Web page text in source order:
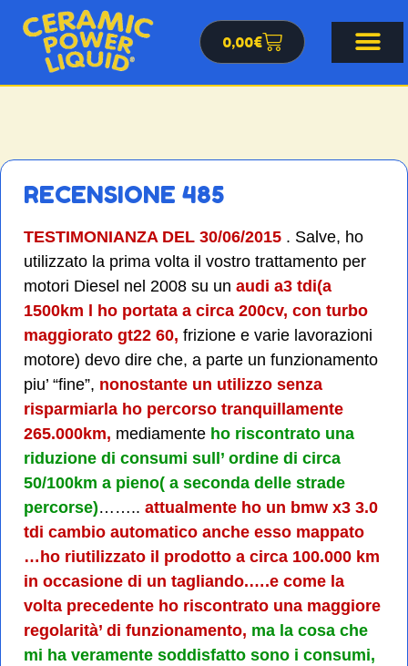
0,00€
RECENSIONE 485
TESTIMONIANZA DEL 30/06/2015 . Salve, ho
utilizzato la prima volta il vostro trattamento per
motori Diesel nel 2008 su un audi a3 tdi(a
1500km l ho portata a circa 200cv, con turbo
maggiorato gt22 60, frizione e varie lavorazioni
motore) devo dire che, a parte un funzionamento
piu’ “fine”, nonostante un utilizzo senza
risparmiarla ho percorso tranquillamente
265.000km, mediamente ho riscontrato una
riduzione di consumi sull’ ordine di circa
50/100km a pieno( a seconda delle strade
percorse)…….. attualmente ho un bmw x3 3.0
tdi cambio automatico anche esso mappato
…ho riutilizzato il prodotto a circa 100.000 km
in occasione di un tagliando.….e come la
volta precedente ho riscontrato una maggiore
regolarità’ di funzionamento, ma la cosa che
mi ha veramente soddisfatto sono i consumi,